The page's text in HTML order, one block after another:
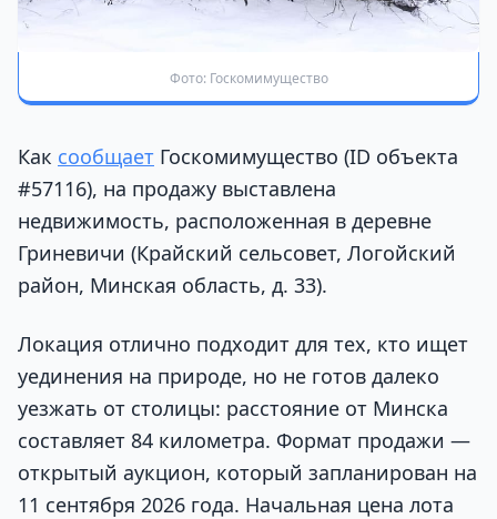
Фото: Госкомимущество
Как сообщает Госкомимущество (ID объекта
#57116), на продажу выставлена
недвижимость, расположенная в деревне
Гриневичи (Крайский сельсовет, Логойский
район, Минская область, д. 33).
Локация отлично подходит для тех, кто ищет
уединения на природе, но не готов далеко
уезжать от столицы: расстояние от Минска
составляет 84 километра. Формат продажи —
открытый аукцион, который запланирован на
11 сентября 2026 года. Начальная цена лота